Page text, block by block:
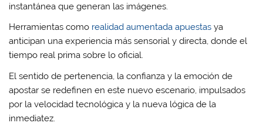
instantánea que generan las imágenes.
Herramientas como realidad aumentada apuestas ya
anticipan una experiencia más sensorial y directa, donde el
tiempo real prima sobre lo oficial.
El sentido de pertenencia, la confianza y la emoción de
apostar se redefinen en este nuevo escenario, impulsados
por la velocidad tecnológica y la nueva lógica de la
inmediatez.